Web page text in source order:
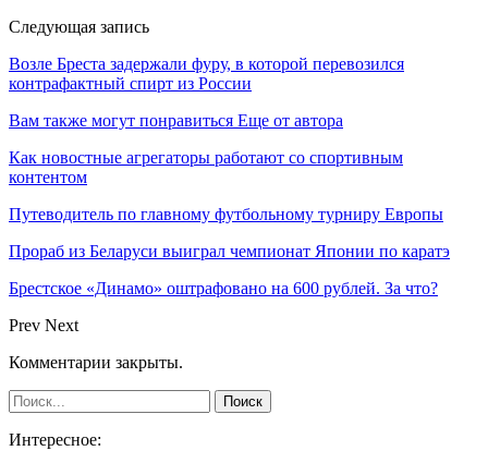
Следующая запись
Возле Бреста задержали фуру, в которой перевозился
контрафактный спирт из России
Вам также могут понравиться Еще от автора
Как новостные агрегаторы работают со спортивным
контентом
Путеводитель по главному футбольному турниру Европы
Прораб из Беларуси выиграл чемпионат Японии по каратэ
Брестское «Динамо» оштрафовано на 600 рублей. За что?
Prev Next
Комментарии закрыты.
Интересное: